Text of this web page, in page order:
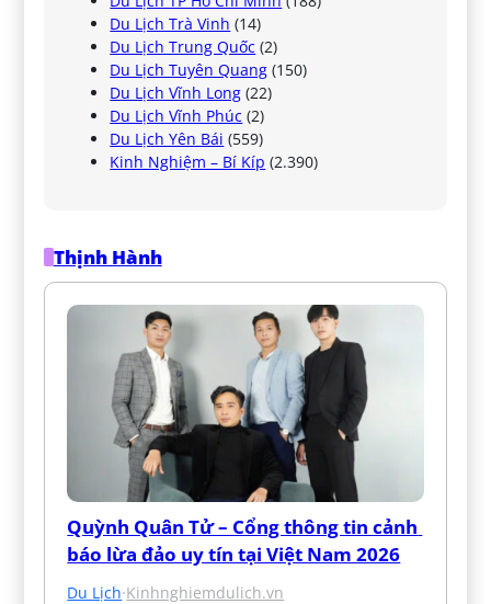
Du Lịch Trà Vinh (14)
Du Lịch Trung Quốc (2)
Du Lịch Tuyên Quang (150)
Du Lịch Vĩnh Long (22)
Du Lịch Vĩnh Phúc (2)
Du Lịch Yên Bái (559)
Kinh Nghiệm – Bí Kíp (2.390)
Thịnh Hành
Quỳnh Quân Tử – Cổng thông tin cảnh
báo lừa đảo uy tín tại Việt Nam 2026
Du Lịch·Kinhnghiemdulich.vn